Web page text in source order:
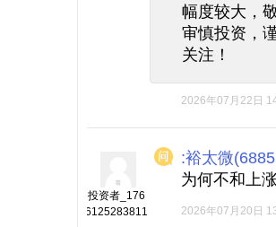
幅度较大，
审慎投资，
关注！
2026年07月22日
投资者_176
6125283811
:裕太微
为何不和上
2026年07月20日